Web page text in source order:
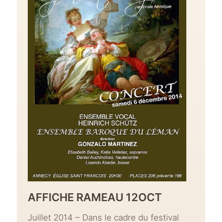
AFFICHE RAMEAU 12OCT
Juillet 2014 – Dans le cadre du festival